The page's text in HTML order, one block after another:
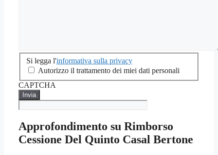
Si
legga
sulla
privacy
Si legga l'informativa sulla privacy
Autorizzo il trattamento dei miei dati personali
CAPTCHA
Approfondimento su Rimborso
Cessione Del Quinto Casal Bertone